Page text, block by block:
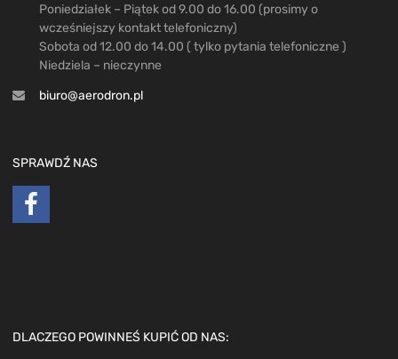
Poniedziałek – Piątek od 9.00 do 16.00 (prosimy o
wcześniejszy kontakt telefoniczny)
Sobota od 12.00 do 14.00 ( tylko pytania telefoniczne )
Niedziela – nieczynne
biuro@aerodron.pl
SPRAWDŹ NAS
DLACZEGO POWINNEŚ KUPIĆ OD NAS: